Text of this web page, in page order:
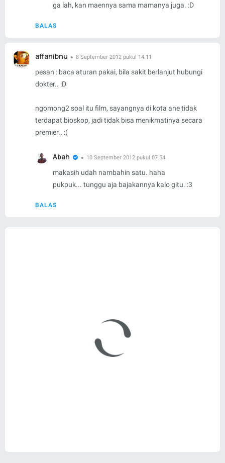
BALAS
ga lah, kan maennya sama mamanya juga. :D
affanibnu 8 September 2012 pukul 14.11
pesan : baca aturan pakai, bila sakit berlanjut hubungi
dokter.. :D
ngomong2 soal itu film, sayangnya di kota ane tidak
terdapat bioskop, jadi tidak bisa menikmatinya secara
premier.. :(
BALAS
Abah 10 September 2012 pukul 07.54
makasih udah nambahin satu. haha
pukpuk... tunggu aja bajakannya kalo gitu. :3